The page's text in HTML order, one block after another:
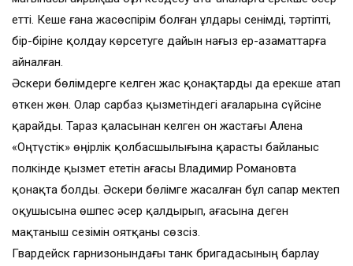
етті. Кеше ғана жасөспірім болған ұлдары сенімді, тәртіпті,
бір-біріне қолдау көрсетуге дайын нағыз ер-азаматтарға
айналған.
Әскери бөлімдерге келген жас қонақтарды да ерекше атап
өткен жөн. Олар сарбаз қызметіндегі ағаларына сүйсіне
қарайды. Тараз қаласынан келген он жастағы Алена
«Оңтүстік» өңірлік қолбасшылығына қарасты байланыс
полкінде қызмет ететін ағасы Владимир Романовта
қонақта болды. Әскери бөлімге жасалған бұл сапар мектеп
оқушысына өшпес әсер қалдырып, ағасына деген
мақтаныш сезімін оятқаны сөзсіз.
Гвардейск гарнизонындағы танк бригадасының барлау